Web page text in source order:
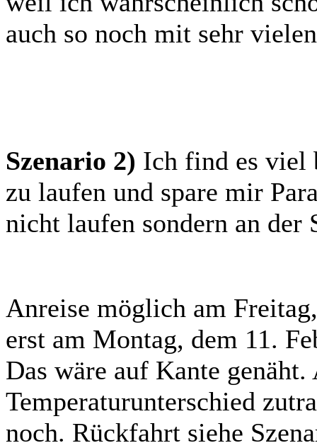
auch so noch mit sehr
Szenario 2) Ich find es viel
zu laufen und spare mir
nicht laufen sondern an
Anreise möglich am
erst am Montag, dem 11.
Das wäre auf Kante
Temperaturunterschied
noch. Rückfahrt siehe